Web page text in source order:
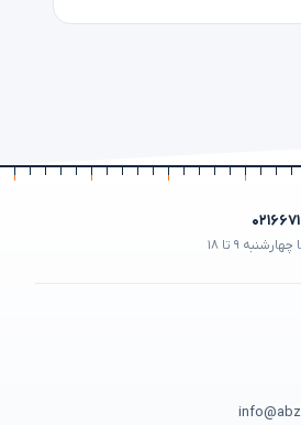
۹ تا ۱۸